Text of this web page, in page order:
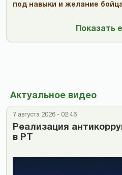
под навыки и желание
Показать
Актуальное видео
7 августа 2026 - 02:46
Реализация
в РТ